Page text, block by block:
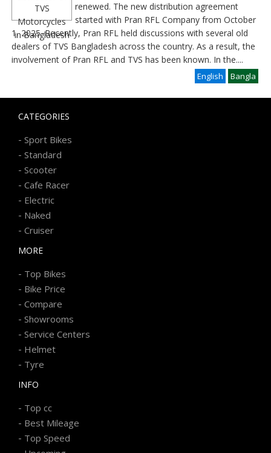
renewed. The new distribution agreement
started with Pran RFL Company from October
1, 2025. Recently, Pran RFL held discussions with several old
dealers of TVS Bangladesh across the country. As a result, the
involvement of Pran RFL and TVS has been known. In the
Bangla
....
English
CATEGORIES
- Sport Bikes
- Standard
- Scooter
- Cafe Racer
- Electric
- Naked
- Cruiser
MORE
- Top Bikes
- Bike Price
- Compare
- Showrooms
- Service Centers
- Helmet
- Tyre
INFO
- Top cc
- Best Mileage
- Top Speed